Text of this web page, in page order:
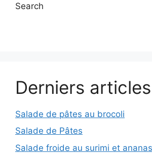
Search
Derniers articles
Salade de pâtes au brocoli
Salade de Pâtes
Salade froide au surimi et ananas